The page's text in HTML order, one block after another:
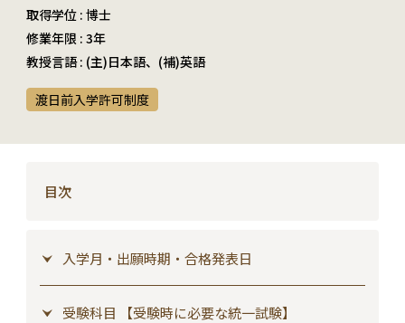
取得学位 : 博士
修業年限 : 3年
教授言語 : (主)日本語、(補)英語
渡日前入学許可制度
目次
入学月・出願時期・合格発表日
受験科目 【受験時に必要な統一試験】